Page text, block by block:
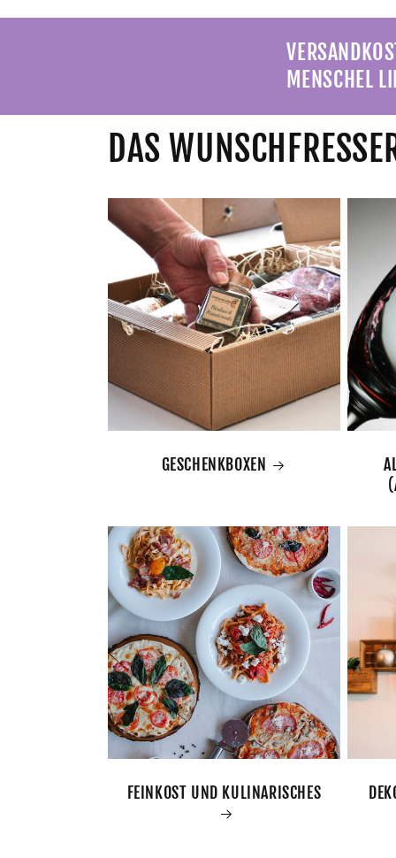
MENSCHEL
DAS
GESCHENKBOXEN
FEINKOST UND KULINARISCHES